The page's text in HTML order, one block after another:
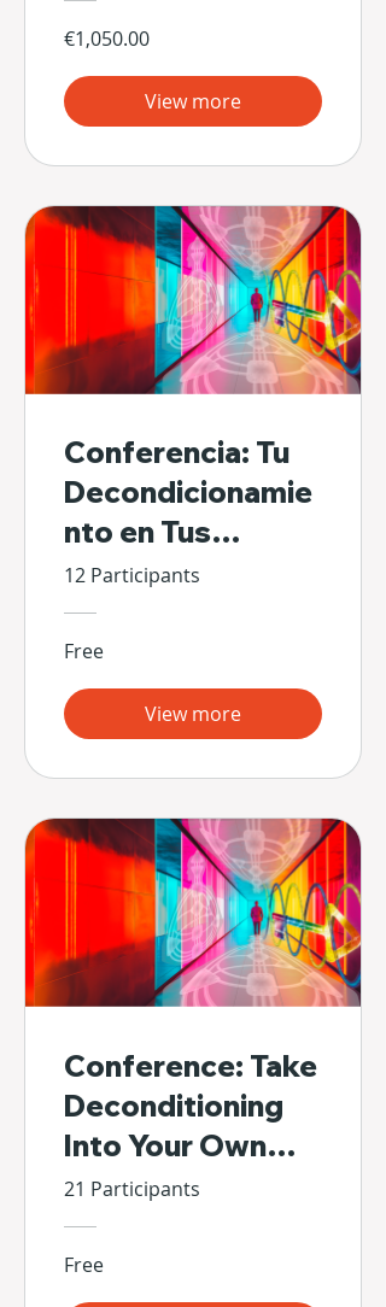
€1,050.00
View more
Conferencia: Tu
Decondicionamie
nto en Tus
Propias Manos
12 Participants
Free
View more
Conference: Take
Deconditioning
Into Your Own
Hands
21 Participants
Free